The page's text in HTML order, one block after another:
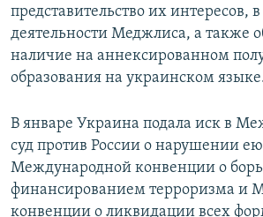
представительство их интересов,
деятельности Меджлиса, а также
наличие на аннексированном
образования на украинском
В январе Украина подала иск в
суд против России о нарушении ею
Международной конвенции о
финансированием терроризма и
конвенции о ликвидации всех